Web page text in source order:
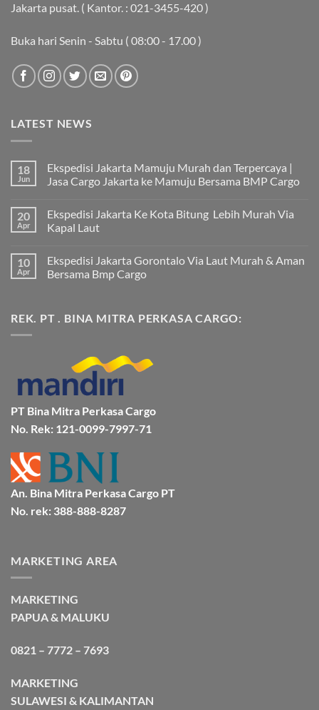
Jakarta pusat. ( Kantor. : 021-3455-420 )
Buka hari Senin - Sabtu ( 08:00 - 17.00 )
LATEST NEWS
18
Jun
Ekspedisi Jakarta Mamuju Murah dan Terpercaya |
Jasa Cargo Jakarta ke Mamuju Bersama BMP Cargo
komentar
pada
Ekspedisi
Murah
dan
Terpercaya
Jakarta
ke
20
Apr
Ekspedisi Jakarta Ke Kota Bitung Lebih Murah Via
Kapal Laut
komentar
pada
Ekspedisi
Bitung
Lebih
10
Apr
Ekspedisi Jakarta Gorontalo Via Laut Murah & Aman
Bersama Bmp Cargo
pada
Ekspedisi
&
Aman
Bersama
Bmp
Cargo
REK. PT . BINA MITRA PERKASA CARGO:
PT Bina Mitra Perkasa Cargo
No. Rek: 121-0099-7997-71
An. Bina Mitra Perkasa Cargo PT
No. rek: 388-888-8287
MARKETING AREA
MARKETING
PAPUA & MALUKU
0821 – 7772 – 7693
MARKETING
SULAWESI & KALIMANTAN